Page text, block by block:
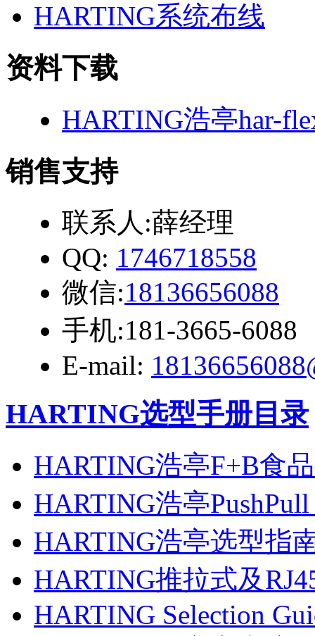
HARTING系统布线
资料下载
HARTING浩亭har-
销售支持
联系人:薛经理
QQ: 1746718558
微信:18136656088
手机:181-3665-6088
E-mail:
HARTING选型手册目录
HARTING浩亭F+B食
HARTING浩亭
HARTING浩亭选型指
HARTING推拉式及
HARTING Selection